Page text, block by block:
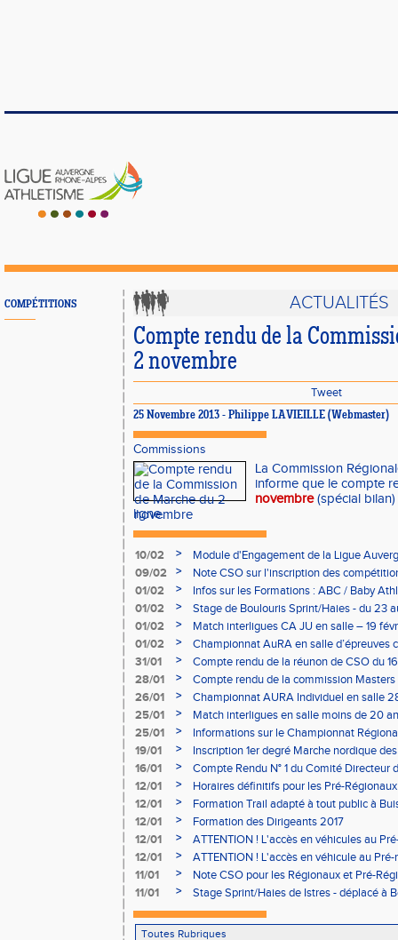
COMPÉTITIONS ACTUALITÉS
Compte rendu de la
2 novembre
Tweet
25 Novembre 2013 - Philippe LAVIEILLE (Webmaster)
Commissions
La Commission
informe que le compte
novembre(spécial bilan)
ligne.
10/02 >
Module d'Engagement de la Ligue
09/02
>
Note CSO sur l'inscription des
01/02
>
Infos sur les Formations : ABC / Baby
01/02
>
Stage de Boulouris Sprint/Haies - du 23
01/02
>
Match interligues CA JU en salle – 19
01/02
>
Championnat AuRA en salle d’épreuves
- le 12 février
31/01 >
Compte rendu de la réunon de CSO du
28/01
>
Compte rendu de la commission
à Bourgoin
26/01 >
Championnat AURA Individuel en salle
25/01
>
Match interligues en salle moins de 20
25/01
>
Informations sur le Championnat
05/02
19/01 >
Inscription 1er degré Marche nordique
03/02 (sous condition)
16/01 >
Compte Rendu N° 1 du Comité Directeur
12/01
>
Horaires définitifs pour les Pré-
Aubière
12/01 >
Formation Trail adapté à tout public à
12/01
>
Formation des Dirigeants 2017
12/01
>
ATTENTION ! L'accès en véhicules au
Bains sera réglementé
12/01 >
ATTENTION ! L'accès en véhicule au
Bains sera réglementé
11/01 >
Note CSO pour les Régionaux et Pré-
11/01
> Stage Sprint/Haies de Istres - déplacé à